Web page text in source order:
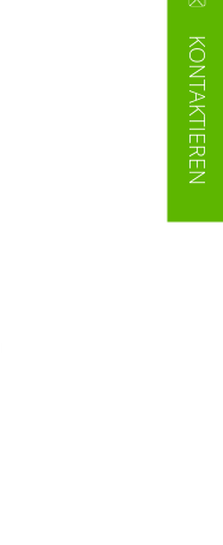
KONTAKTIEREN